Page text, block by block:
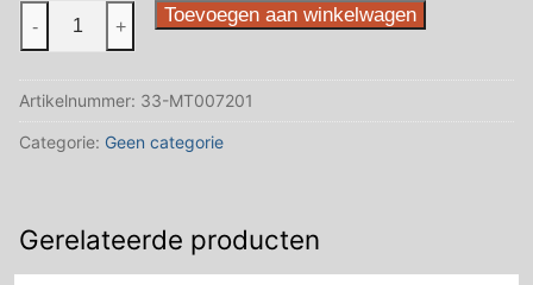
Styropor
uil9x11x16
aantal
- + Toevoegen aan winkelwagen
Artikelnummer: 33-MT007201
Categorie: Geen categorie
Gerelateerde producten